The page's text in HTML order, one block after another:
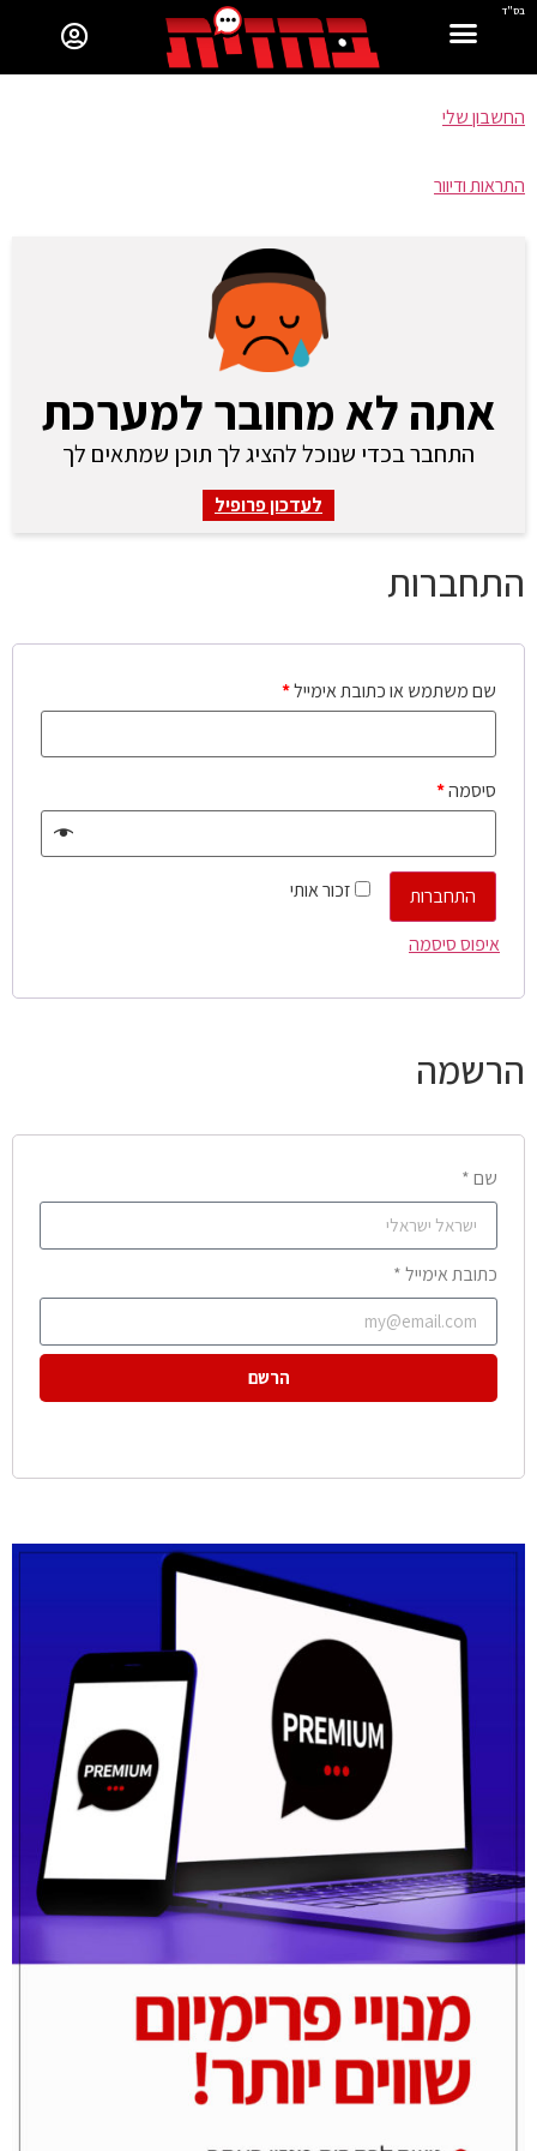
בס"ד
החשבון שלי
התראות ודיוור
אתה לא מחובר למערכת
התחבר בכדי שנוכל להציג לך תוכן שמתאים לך
לעדכון פרופיל
התחברות
שם משתמש או כתובת אימייל*
סיסמה*
זכור אותי
התחברות
איפוס סיסמה
הרשמה
שם *
כתובת אימייל *
הרשם